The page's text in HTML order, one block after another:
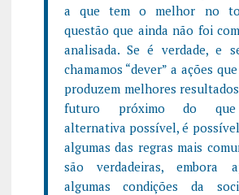
a que tem o melhor no
questão que ainda não foi
analisada. Se é verdade, e
chamamos “dever” a ações
produzem melhores
futuro próximo do que
alternativa possível, é
algumas das regras mais
são verdadeiras, embora
algumas condições da